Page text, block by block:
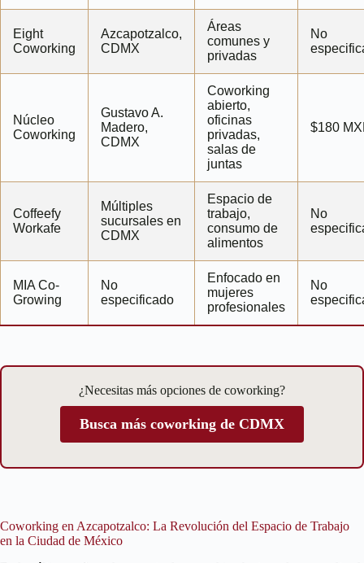
Eight
Coworking
Azcapotzalco,
CDMX
Áreas
comunes y
privadas
No
Núcleo
Coworking
Gustavo A.
Madero,
CDMX
Coworking
abierto,
oficinas
privadas,
salas de
juntas
$180
Coffeefy
Workafe
Múltiples
sucursales en
CDMX
Espacio de
trabajo,
consumo de
alimentos
No
MIA Co-
Growing
No
especificado
Enfocado en
mujeres
profesionales
No
¿Necesitas más opciones de coworking?
Busca más coworking de CDMX
Coworking en Azcapotzalco: La Revolución del Espacio de Trabajo
en la Ciudad de México